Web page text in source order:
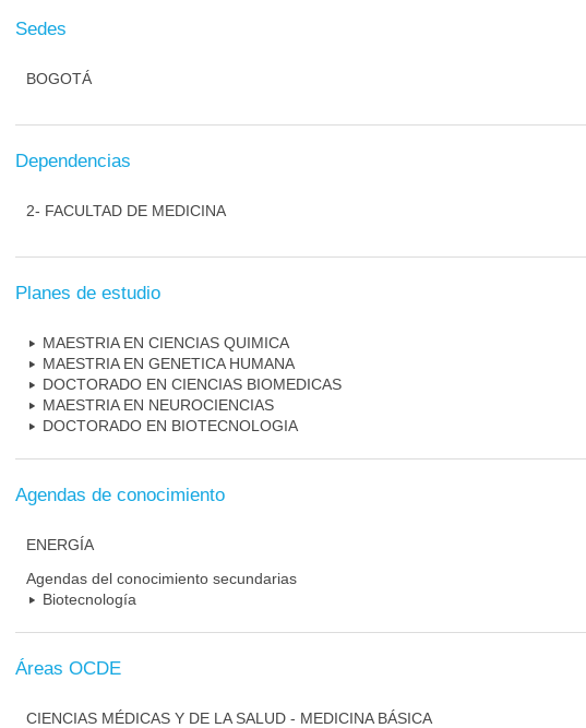
Sedes
BOGOTÁ
Dependencias
2- FACULTAD DE MEDICINA
Planes de estudio
MAESTRIA EN CIENCIAS QUIMICA
MAESTRIA EN GENETICA HUMANA
DOCTORADO EN CIENCIAS BIOMEDICAS
MAESTRIA EN NEUROCIENCIAS
DOCTORADO EN BIOTECNOLOGIA
Agendas de conocimiento
ENERGÍA
Agendas del conocimiento secundarias
Biotecnología
Áreas OCDE
CIENCIAS MÉDICAS Y DE LA SALUD - MEDICINA BÁSICA